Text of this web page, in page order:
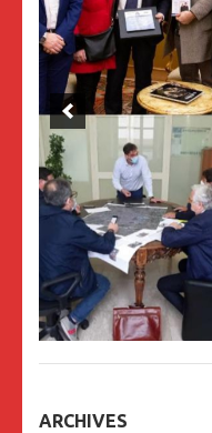
ARCHIVES